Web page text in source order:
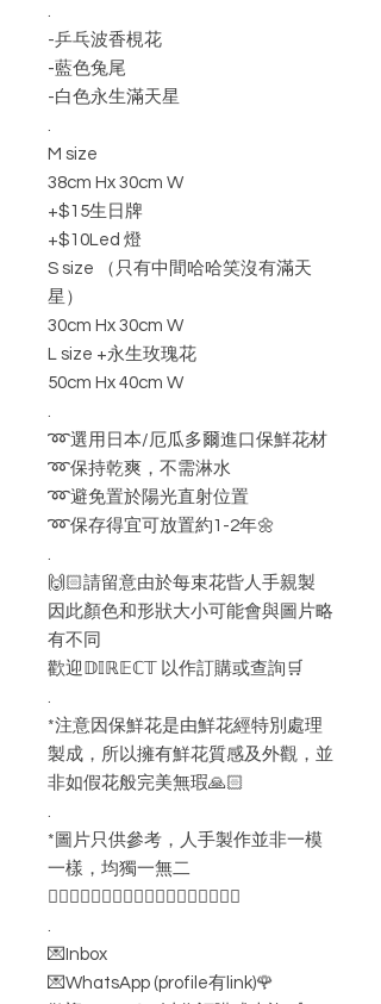
.
-乒乓波香梘花
-藍色兔尾
-白色永生滿天星
.
M size
38cm Hx 30cm W
+$15生日牌
+$10Led 燈
S size （只有中間哈哈笑沒有滿天
星）
30cm Hx 30cm W
L size +永生玫瑰花
50cm Hx 40cm W
.
➿選用日本/厄瓜多爾進口保鮮花材
➿保持乾爽，不需淋水
➿避免置於陽光直射位置
➿保存得宜可放置約1-2年🌼
.
🙌🏻請留意由於每束花㫮人手親製
因此顏色和形狀大小可能會與圖片略
有不同
歡迎𝔻𝕀ℝ𝔼ℂ𝕋 以作訂購或查詢🛒
.
*注意因保鮮花是由鮮花經特別處理
製成，所以擁有鮮花質感及外觀，並
非如假花般完美無瑕🙏🏻
.
*圖片只供參考，人手製作並非一模
一樣，均獨一無二
👇🏻👇🏻👇🏻👇🏻👇🏻👇🏻👇🏻👇🏻👇🏻
.
💌Inbox
💌WhatsApp (profile有link)🌹